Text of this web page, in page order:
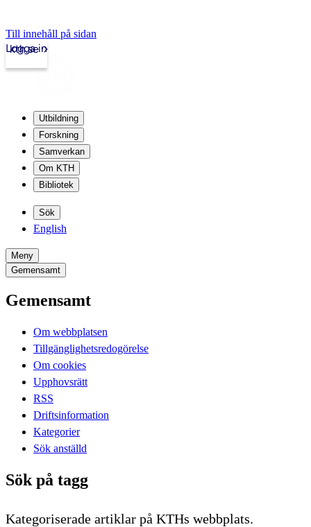
Till innehåll på sidan
kth.se
Logga in
Utbildning
Forskning
Samverkan
Om KTH
Bibliotek
Sök
English
Meny
Gemensamt
Gemensamt
Om webbplatsen
Tillgänglighetsredogörelse
Om cookies
Upphovsrätt
RSS
Driftsinformation
Kategorier
Sök anställd
Sök på tagg
Kategoriserade artiklar på KTHs webbplats.